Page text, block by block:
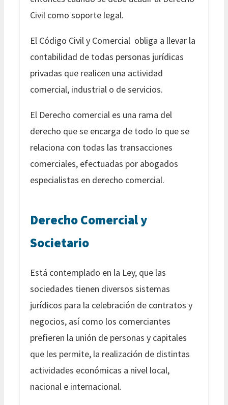
Civil como soporte legal.
El Código Civil y Comercial obliga a llevar la
contabilidad de todas personas jurídicas
privadas que realicen una actividad
comercial, industrial o de servicios.
El Derecho comercial es una rama del
derecho que se encarga de todo lo que se
relaciona con todas las transacciones
comerciales, efectuadas por abogados
especialistas en derecho comercial.
Derecho Comercial y
Societario
Está contemplado en la Ley, que las
sociedades tienen diversos sistemas
jurídicos para la celebración de contratos y
negocios, así como los comerciantes
prefieren la unión de personas y capitales
que les permite, la realización de distintas
actividades económicas a nivel local,
nacional e internacional.